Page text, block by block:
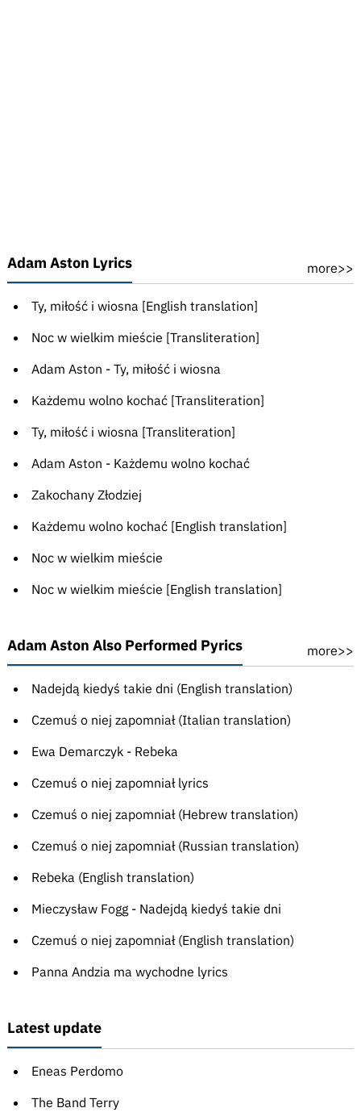
Adam Aston Lyrics more>>
Ty, miłość i wiosna [English translation]
Noc w wielkim mieście [Transliteration]
Adam Aston - Ty, miłość i wiosna
Każdemu wolno kochać [Transliteration]
Ty, miłość i wiosna [Transliteration]
Adam Aston - Każdemu wolno kochać
Zakochany Złodziej
Każdemu wolno kochać [English translation]
Noc w wielkim mieście
Noc w wielkim mieście [English translation]
Adam Aston Also Performed Pyrics more>>
Nadejdą kiedyś takie dni (English translation)
Czemuś o niej zapomniał (Italian translation)
Ewa Demarczyk - Rebeka
Czemuś o niej zapomniał lyrics
Czemuś o niej zapomniał (Hebrew translation)
Czemuś o niej zapomniał (Russian translation)
Rebeka (English translation)
Mieczysław Fogg - Nadejdą kiedyś takie dni
Czemuś o niej zapomniał (English translation)
Panna Andzia ma wychodne lyrics
Latest update
Eneas Perdomo
The Band Terry